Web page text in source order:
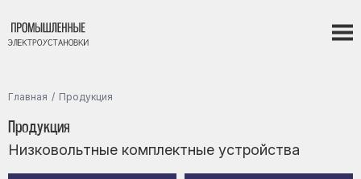
Главная Продукция
Продукция
Низковольтные комплектные устройства